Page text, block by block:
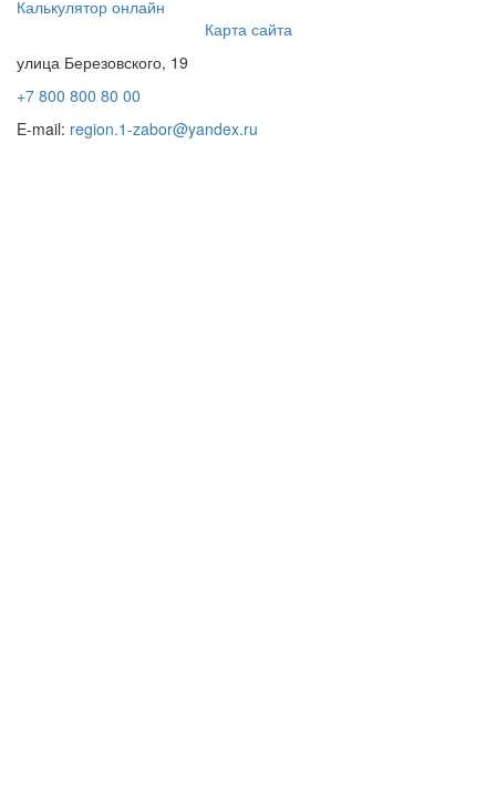
Калькулятор онлайн
Карта сайта
улица Березовского, 19
+7 800 800 80 00
E-mail: region.1-zabor@yandex.ru